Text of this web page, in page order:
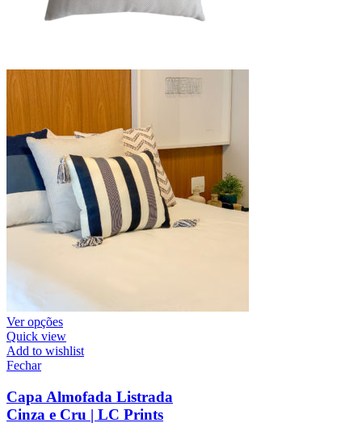
Ver opções
Quick view
Add to wishlist
Fechar
Capa Almofada Listrada
Cinza e Cru | LC Prints